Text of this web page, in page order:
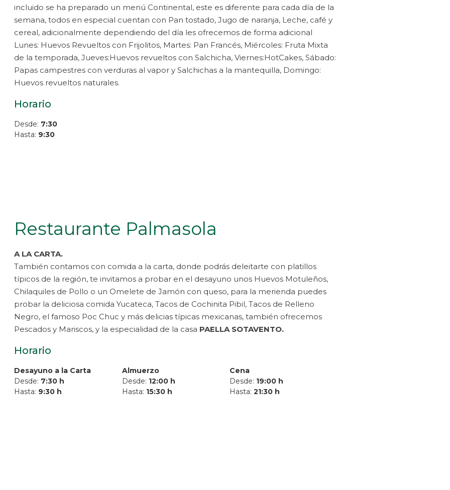
incluido se ha preparado un menú Continental, este es diferente para cada día de la
semana, todos en especial cuentan con Pan tostado, Jugo de naranja, Leche, café y
cereal, adicionalmente dependiendo del día les ofrecemos de forma adicional
Lunes: Huevos Revueltos con Frijolitos, Martes: Pan Francés, Miércoles: Fruta Mixta
de la temporada, Jueves:Huevos revueltos con Salchicha, Viernes:HotCakes, Sábado:
Papas campestres con verduras al vapor y Salchichas a la mantequilla, Domingo:
Huevos revueltos naturales.
Horario
Desde: 7:30
Hasta: 9:30
Restaurante Palmasola
A LA CARTA.
También contamos con comida a la carta, donde podrás deleitarte con platillos
típicos de la región, te invitamos a probar en el desayuno unos Huevos Motuleños,
Chilaquiles de Pollo o un Omelete de Jamón con queso, para la merienda puedes
probar la deliciosa comida Yucateca, Tacos de Cochinita Pibil, Tacos de Relleno
Negro, el famoso Poc Chuc y más delicias típicas mexicanas, también ofrecemos
Pescados y Mariscos, y la especialidad de la casa PAELLA SOTAVENTO.
Horario
Desayuno a la Carta
Desde: 7:30 h
Hasta: 9:30 h
Almuerzo
Desde: 12:00 h
Hasta: 15:30 h
Cena
Desde: 19:00 h
Hasta:21:30 h